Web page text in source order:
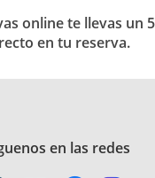
online te llevas un
en tu reserva.
en las redes